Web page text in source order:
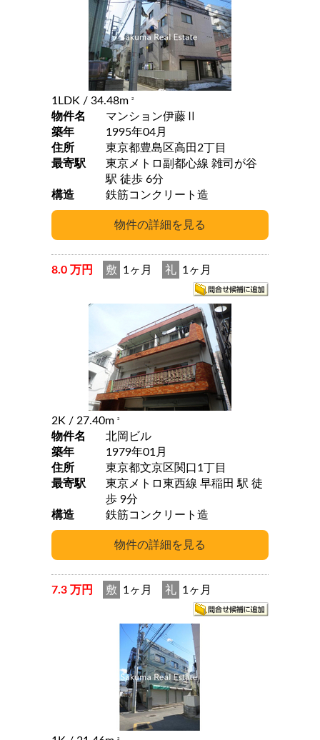
1LDK / 34.48m 2
物件名
マンション伊藤Ⅱ
築年
1995年04月
住所
東京都豊島区高田2丁目
最寄駅
東京メトロ副都心線 雑司が谷
駅 徒歩 6分
構造
鉄筋コンクリート造
8.0 万円 敷 1ヶ月 礼 1ヶ月
2K / 27.40m 2
物件名
北岡ビル
築年
1979年01月
住所
東京都文京区関口1丁目
最寄駅
東京メトロ東西線 早稲田 駅 徒
歩 9分
構造
鉄筋コンクリート造
7.3 万円 敷 1ヶ月 礼 1ヶ月
2